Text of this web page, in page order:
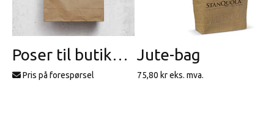
Poser til butikk, gaver eller Take Away
Pris på forespørsel
Jute-bag
75,80 kreks. mva.